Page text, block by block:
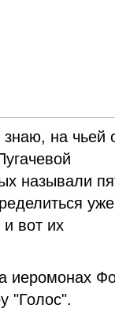
знаю, на чьей
называли
вот их
иеромонах
"Голос".